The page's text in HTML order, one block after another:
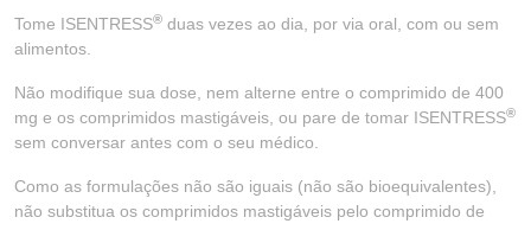
Tome ISENTRESS® duas vezes ao dia, por via oral, com ou sem
alimentos.
Não modifique sua dose, nem alterne entre o comprimido de 400
mg e os comprimidos mastigáveis, ou pare de tomar ISENTRESS®
sem conversar antes com o seu médico.
Como as formulações não são iguais (não são bioequivalentes),
não substitua os comprimidos mastigáveis pelo comprimido de